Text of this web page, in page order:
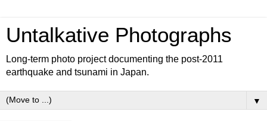
Untalkative Photographs
Long-term photo project documenting the post-2011
earthquake and tsunami in Japan.
▼